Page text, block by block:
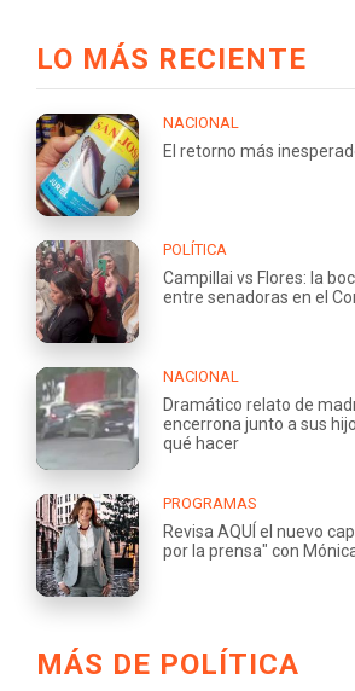
LO MÁS RECIENTE
NACIONAL
El retorno más
POLÍTICA
Campillai vs Flores: la
entre senadoras en el
NACIONAL
Dramático relato de
encerrona junto a sus
qué hacer
PROGRAMAS
Revisa AQUÍ el nuevo
por la prensa" con
MÁS DE POLÍTICA